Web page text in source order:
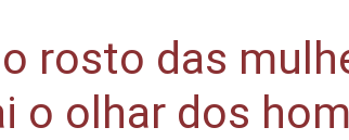
rosto das
o olhar dos